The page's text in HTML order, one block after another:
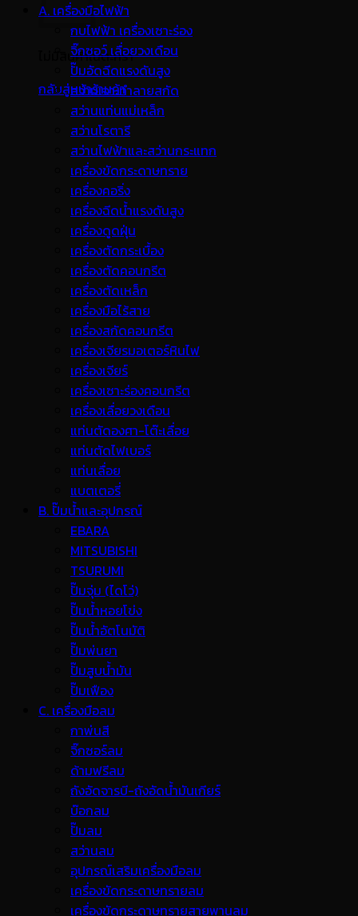
ไม่มีสินค้าในตะกร้า
กลับสู่หน้าร้านค้า
A. เครื่องมือไฟฟ้า
กบไฟฟ้า เครื่องเซาะร่อง
จิ๊กซอว์ เลื่อยวงเดือน
ปั๊มอัดฉีดแรงดันสูง
สว่านเจาะทำลายสกัด
สว่านแท่นแม่เหล็ก
สว่านโรตารี
สว่านไฟฟ้าและสว่านกระแทก
เครื่องขัดกระดาษทราย
เครื่องคอริ่ง
เครื่องฉีดน้ำแรงดันสูง
เครื่องดูดฝุ่น
เครื่องตัดกระเบื้อง
เครื่องตัดคอนกรีต
เครื่องตัดเหล็ก
เครื่องมือไร้สาย
เครื่องสกัดคอนกรีต
เครื่องเจียรมอเตอร์หินไฟ
เครื่องเจียร์
เครื่องเซาะร่องคอนกรีต
เครื่องเลื่อยวงเดือน
แท่นตัดองศา-โต๊ะเลื่อย
แท่นตัดไฟเบอร์
แท่นเลื่อย
แบตเตอรี่
B. ปั๊มน้ำและอุปกรณ์
EBARA
MITSUBISHI
TSURUMI
ปั๊มจุ่ม (ไดโว่)
ปั๊มน้ำหอยโข่ง
ปั๊มน้ำอัตโนมัติ
ปั๊มพ่นยา
ปั๊มสูบน้ำมัน
ปั๊มเฟือง
C. เครื่องมือลม
กาพ่นสี
จิ๊กซอร์ลม
ด้ามฟรีลม
ถังอัดจารบี-ถังอัดน้ำมันเกียร์
บ๊อกลม
ปั๊มลม
สว่านลม
อุปกรณ์เสริมเครื่องมือลม
เครื่องขัดกระดาษทรายลม
เครื่องขัดกระดาษทรายสายพานลม